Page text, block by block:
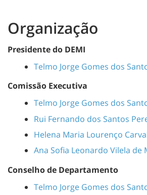
Organização
Presidente do DEMI
Telmo Jorge Gomes dos
Comissão Executiva
Telmo Jorge Gomes dos
Rui Fernando dos Santos
Helena Maria Lourenço
Ana Sofia Leonardo Vilela de
Conselho de Departamento
Telmo Jorge Gomes dos